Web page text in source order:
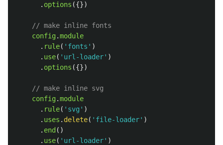
. options ({})
// make inline fonts
config.module
. rule( ' fonts ' )
. use( ' url-loader' )
. options ({})
// make inline svg
config.module
. rule( ' svg ' )
. uses . delete( ' file-loader' )
. end ()
. use( ' url-loader' )